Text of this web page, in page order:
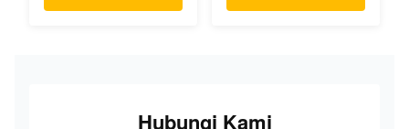
Hubungi Kami